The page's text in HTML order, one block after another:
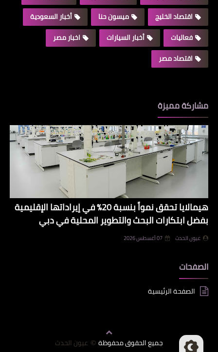
اقتصاد الخليج
ميسون حنا
أخبار السعودية
فعاليات
أخبار السيارات
اخبار مصر
اقتصاد مصر
مشاركة مميزة
هيمالايا تحقق نمواً بنسبة 20% في إيراداتها الإقليمية
بفضل ابتكارات البحث والتطوير المحلية في دبي
عيون الحدث 07 أغسطس 2026
الصفحات
الصفحة الرئيسية
جميع الحقوق محفوظة © عيون الحدث